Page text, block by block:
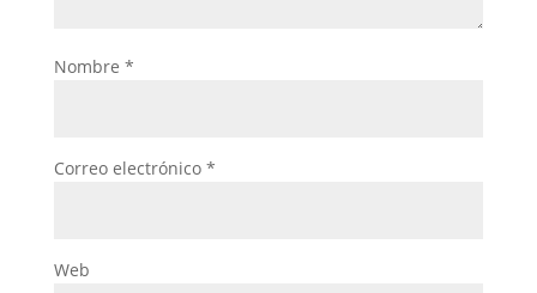
Nombre *
Correo electrónico *
Web